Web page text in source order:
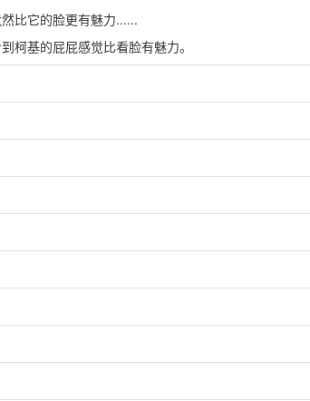
柯基的屁屁感觉比看脸有魅力。